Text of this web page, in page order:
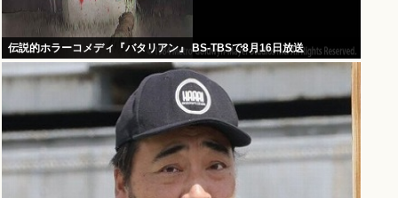
伝説的ホラーコメディ『バタリアン』 BS-TBSで8月16日放送